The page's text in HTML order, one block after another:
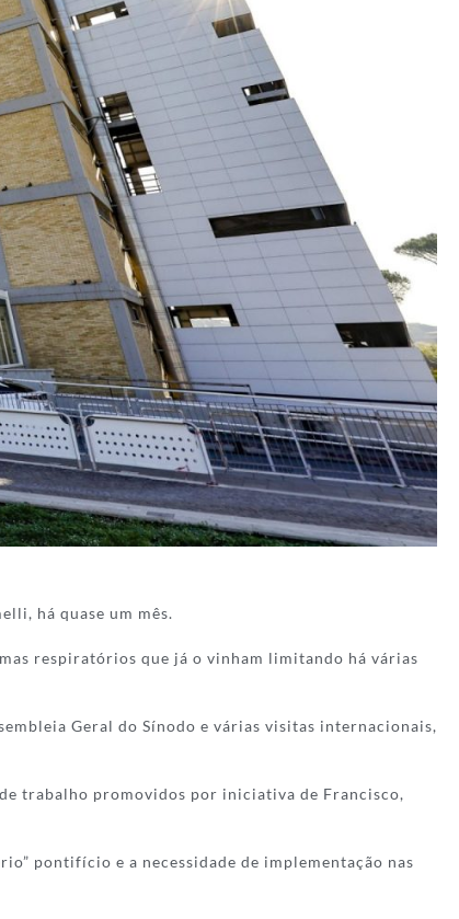
há quase um mês.
respiratórios que já o vinham limitando há várias
Geral do Sínodo e várias visitas internacionais,
trabalho promovidos por iniciativa de Francisco,
pontifício e a necessidade de implementação nas